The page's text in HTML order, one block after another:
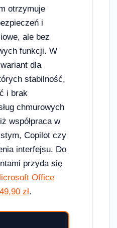
otrzymuje
i
ale bez
funkcji. W
dla
stabilność,
i brak
chmurowych
współpraca w
Copilot czy
interfejsu. Do
przyda się
Office
zł.